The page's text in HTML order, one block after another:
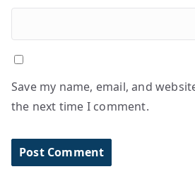
Save my name, email, and
the next time I comment.